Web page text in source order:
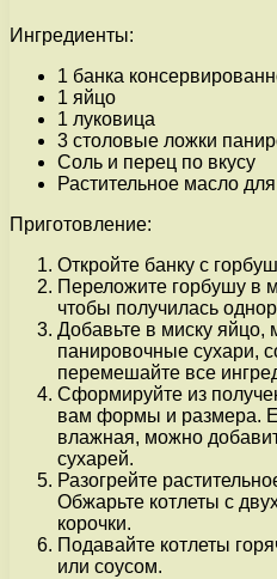
Ингредиенты:
1 банка
1 яйцо
1 луковица
3 столовые ложки
Соль и перец по вкусу
Растительное масло
Приготовление:
Откройте банку с
Переложите горбушу в
чтобы получилась
Добавьте в миску яйцо,
панировочные сухари,
перемешайте все
Сформируйте из
вам формы и размера.
влажная, можно
сухарей.
Разогрейте
Обжарьте котлеты с
корочки.
Подавайте котлеты
или соусом.